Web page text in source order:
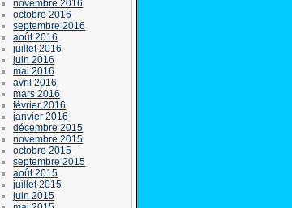
novembre 2016
octobre 2016
septembre 2016
août 2016
juillet 2016
juin 2016
mai 2016
avril 2016
mars 2016
février 2016
janvier 2016
décembre 2015
novembre 2015
octobre 2015
septembre 2015
août 2015
juillet 2015
juin 2015